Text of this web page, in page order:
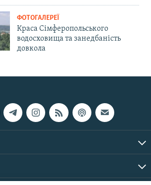
ФОТОГАЛЕРЕЇ
Краса Сімферопольського
водосховища та занедбаність
довкола